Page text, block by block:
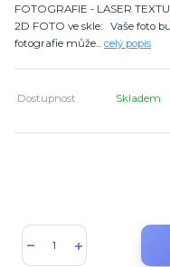
FOTOGRAFIE - LASER
2D FOTO ve skle: Vaše foto
fotografie může... celý popis
Dostupnost Skladem